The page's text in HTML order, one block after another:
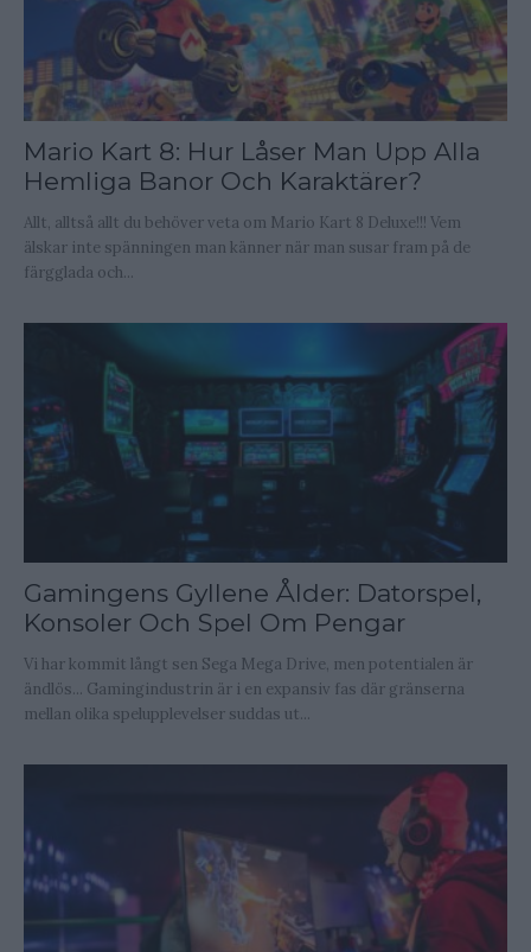
Mario Kart 8: Hur Låser Man Upp Alla
Hemliga Banor Och Karaktärer?
Allt, alltså allt du behöver veta om Mario Kart 8 Deluxe!!! Vem
älskar inte spänningen man känner när man susar fram på de
färgglada och...
Gamingens Gyllene Ålder: Datorspel,
Konsoler Och Spel Om Pengar
Vi har kommit långt sen Sega Mega Drive, men potentialen är
ändlös... Gamingindustrin är i en expansiv fas där gränserna
mellan olika spelupplevelser suddas ut...